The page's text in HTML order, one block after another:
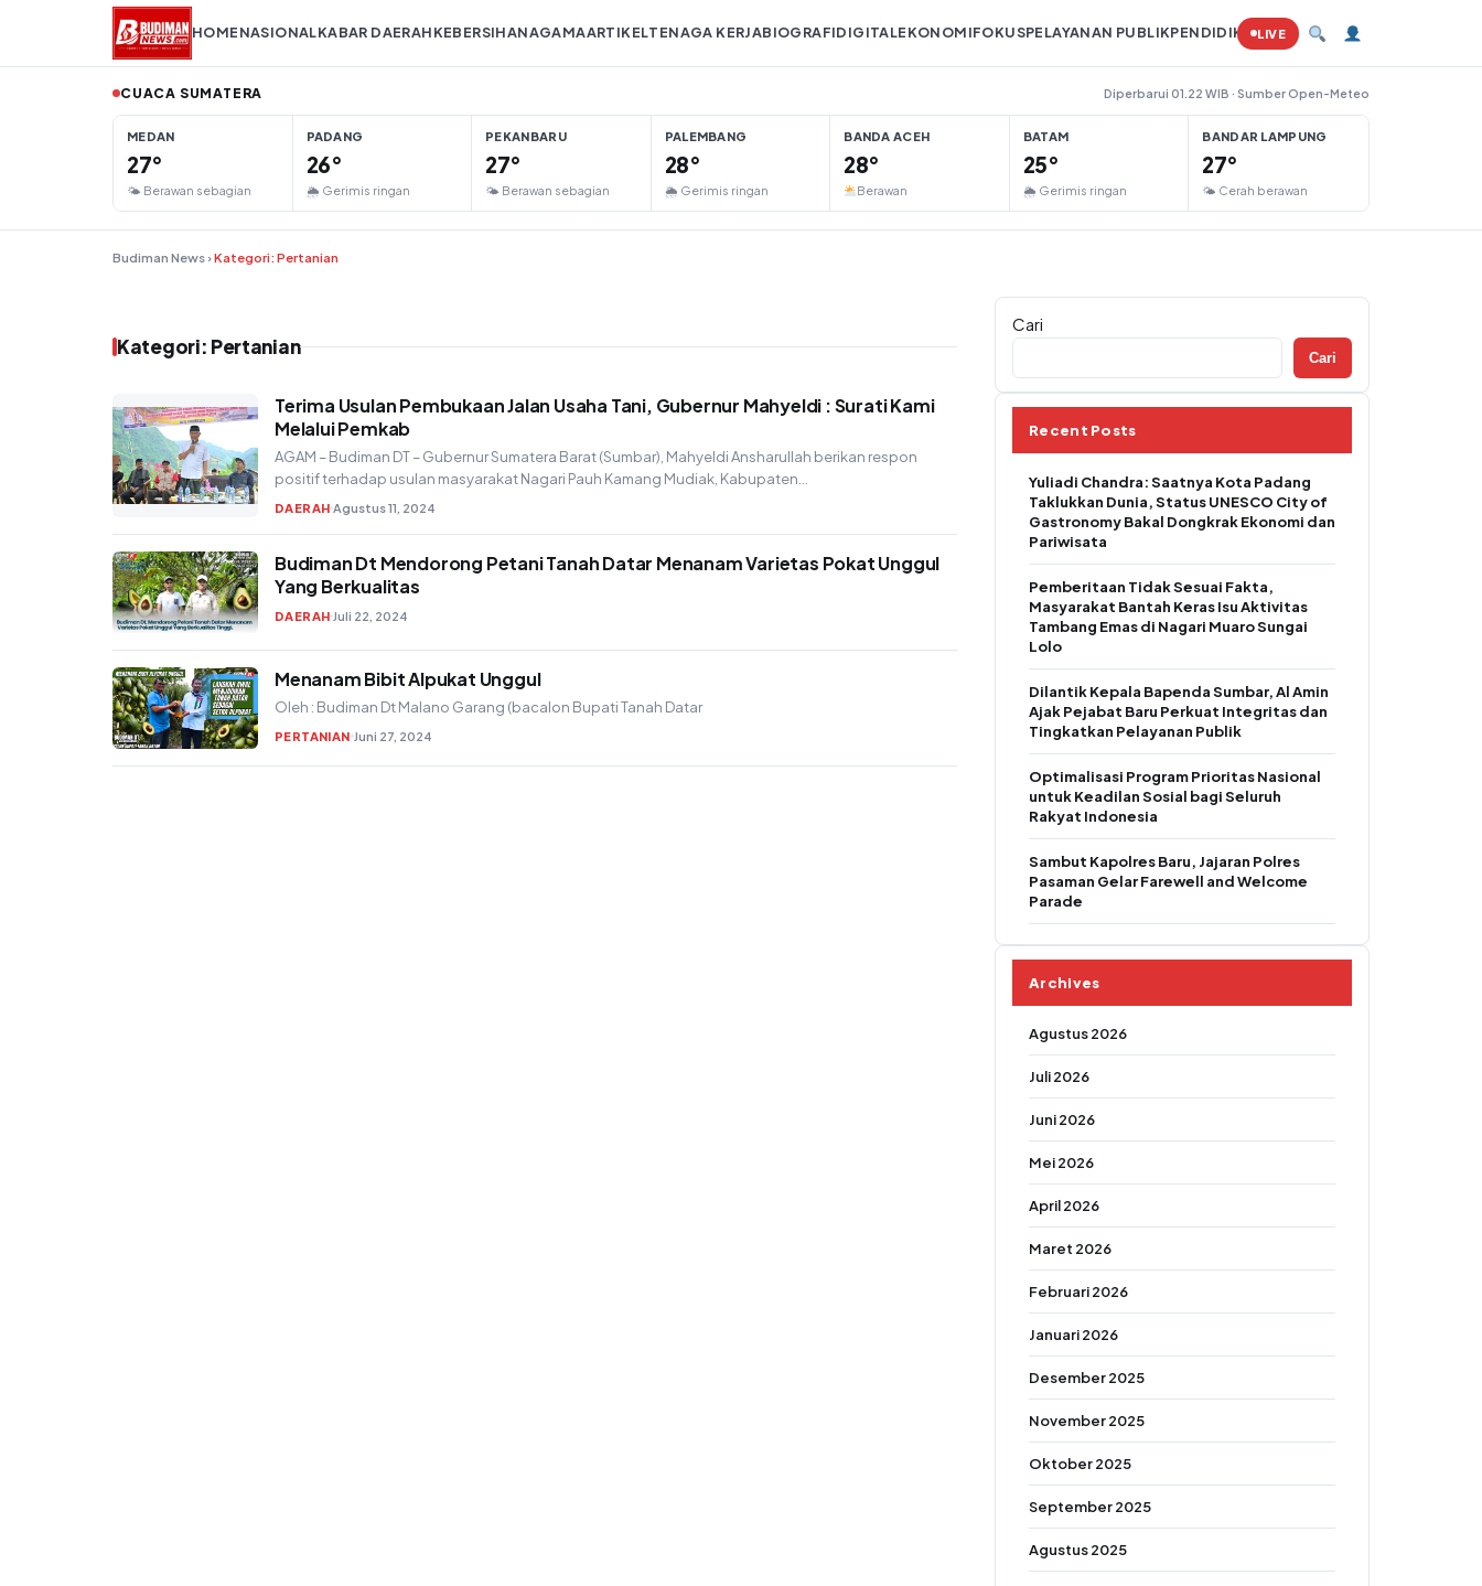
Lompat ke konten
HOMENASIONALKABAR DAERAHKEBERSIHANAGAMAARTIKELTENAGA KERJABIOGRAFIDIGITALEKONOMIFOKUSPELAYANAN PUBLIKPENDIDIKAN PERTANIANHUKUM
LIVE
CUACA SUMATERA Diperbarui 01.22 WIB · Sumber Open-Meteo
MEDAN
27°
🌤 Berawan sebagian
PADANG
26°
🌦 Gerimis ringan
PEKANBARU
27°
🌤 Berawan sebagian
PALEMBANG
28°
🌦 Gerimis ringan
BANDA ACEH
28°
Berawan
BATAM
25°
🌦 Gerimis ringan
BANDAR LAMPUNG
27°
🌤 Cerah berawan
Budiman News ›Kategori: Pertanian
Kategori: Pertanian
Terima Usulan Pembukaan Jalan Usaha Tani, Gubernur Mahyeldi : Surati Kami
Melalui Pemkab
AGAM – Budiman DT – Gubernur Sumatera Barat (Sumbar), Mahyeldi Ansharullah berikan respon
positif terhadap usulan masyarakat Nagari Pauh Kamang Mudiak, Kabupaten…
DAERAH Agustus 11, 2024
Budiman Dt Mendorong Petani Tanah Datar Menanam Varietas Pokat Unggul
Yang Berkualitas
DAERAH Juli 22, 2024
Menanam Bibit Alpukat Unggul
Oleh : Budiman Dt Malano Garang (bacalon Bupati Tanah Datar
PERTANIAN Juni 27, 2024
Cari
Cari
Recent Posts
Yuliadi Chandra: Saatnya Kota Padang
Taklukkan Dunia, Status UNESCO City of
Gastronomy Bakal Dongkrak Ekonomi dan
Pariwisata
Pemberitaan Tidak Sesuai Fakta,
Masyarakat Bantah Keras Isu Aktivitas
Tambang Emas di Nagari Muaro Sungai
Lolo
Dilantik Kepala Bapenda Sumbar, Al Amin
Ajak Pejabat Baru Perkuat Integritas dan
Tingkatkan Pelayanan Publik
Optimalisasi Program Prioritas Nasional
untuk Keadilan Sosial bagi Seluruh
Rakyat Indonesia
Sambut Kapolres Baru, Jajaran Polres
Pasaman Gelar Farewell and Welcome
Parade
Archives
Agustus 2026
Juli 2026
Juni 2026
Mei 2026
April 2026
Maret 2026
Februari 2026
Januari 2026
Desember 2025
November 2025
Oktober 2025
September 2025
Agustus 2025